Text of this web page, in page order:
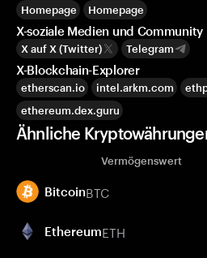
Homepage Homepage
X-soziale Medien und Community
X auf X (Twitter) Telegram
X-Blockchain-Explorer
etherscan.io intel.arkm.com
ethereum.dex.guru
Ähnliche
Vermögenswert
BitcoinBTC
EthereumETH